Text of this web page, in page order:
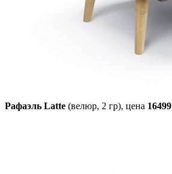
Рафаэль Latte (велюр, 2 гр), цена 16499